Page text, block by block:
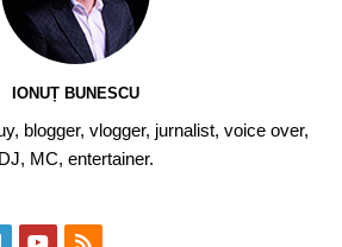
IONUȚ BUNESCU
blogger, vlogger, jurnalist, voice over,
DJ, MC, entertainer.